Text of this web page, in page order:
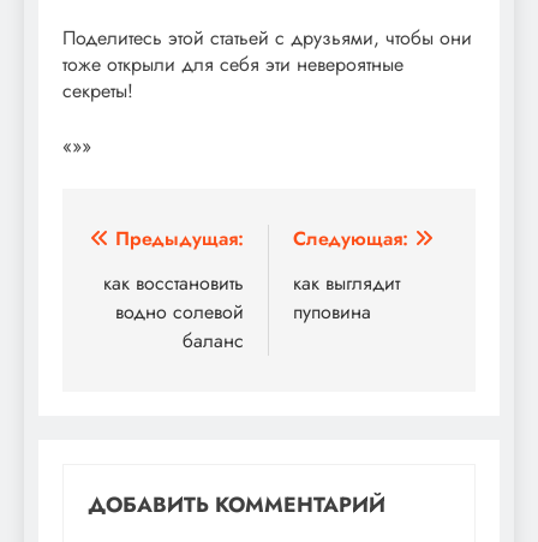
Поделитесь этой статьей с друзьями, чтобы они
тоже открыли для себя эти невероятные
секреты!
«»»
Навигация
по
записям
Предыдущая:
как восстановить
водно солевой
баланс
Следующая:
как выглядит
пуповина
ДОБАВИТЬ КОММЕНТАРИЙ